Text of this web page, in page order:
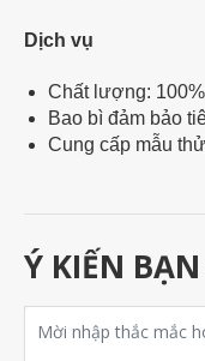
Dịch vụ
Chất lượng:
Bao bì đảm bảo
Cung cấp mẫu
Ý KIẾN